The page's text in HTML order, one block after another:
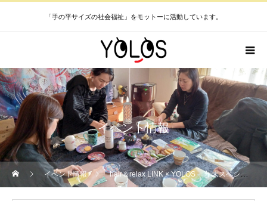
「手の平サイズの社会福祉」をモットーに活動しています。
イベント情報
イベント情報 hair＆relax LINK × YOLOS 年末スペシャルコラボイベント ～美龍のお守りアート展＆クリスマスガチャ～